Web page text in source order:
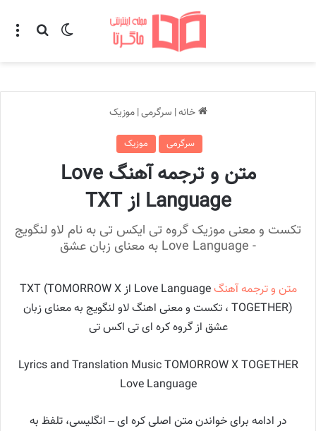
تغییر پوسته
خانه| سرگرمی| موزیک
سرگرمی موزیک
متن و ترجمه آهنگ Love
Language از TXT
تکست و معنی موزیک گروه تی ایکس تی به نام لاو لنگویج
- Love Language به معنای زبان عشق
متن و ترجمه آهنگ
Love Language از TXT (TOMORROW X
TOGETHER) ، تکست و معنی اهنگ لاو لنگویج به معنای زبان
عشق از گروه کره ای تی اکس تی
Lyrics and Translation Music TOMORROW X TOGETHER
Love Language
در ادامه برای خواندن متن اصلی کره ای – انگلیسی، تلفظ به